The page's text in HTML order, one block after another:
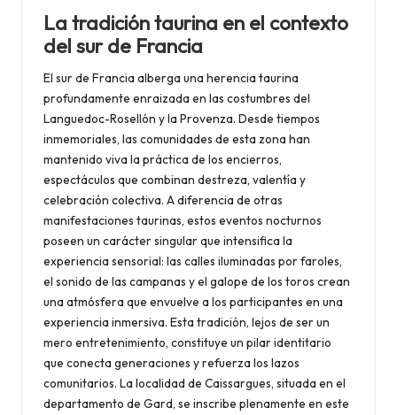
La tradición taurina en el contexto
del sur de Francia
El sur de Francia alberga una herencia taurina
profundamente enraizada en las costumbres del
Languedoc-Rosellón y la Provenza. Desde tiempos
inmemoriales, las comunidades de esta zona han
mantenido viva la práctica de los encierros,
espectáculos que combinan destreza, valentía y
celebración colectiva. A diferencia de otras
manifestaciones taurinas, estos eventos nocturnos
poseen un carácter singular que intensifica la
experiencia sensorial: las calles iluminadas por faroles,
el sonido de las campanas y el galope de los toros crean
una atmósfera que envuelve a los participantes en una
experiencia inmersiva. Esta tradición, lejos de ser un
mero entretenimiento, constituye un pilar identitario
que conecta generaciones y refuerza los lazos
comunitarios. La localidad de Caissargues, situada en el
departamento de Gard, se inscribe plenamente en este